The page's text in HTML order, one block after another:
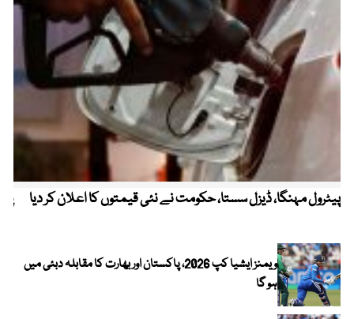
پیٹرول مہنگا، ڈیزل سستا، حکومت نے نئی قیمتوں کا اعلان کر دیا
ویمنز ایشیا کپ 2026، پاکستان اور بھارت کا مقابلہ دبئی میں
ہو گا